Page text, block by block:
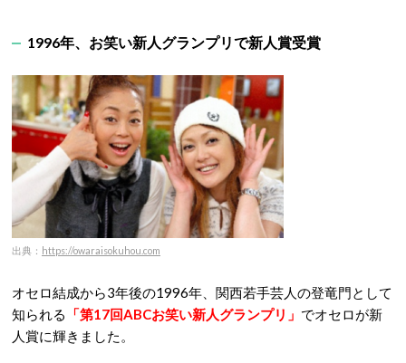
1996年、お笑い新人グランプリで新人賞受賞
出典： https://owaraisokuhou.com
オセロ結成から3年後の1996年、関西若手芸人の登竜門として
知られる
「第17回ABCお笑い新人グランプリ」 でオセロが新
人賞に輝きました。